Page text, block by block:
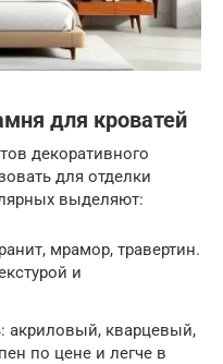
для кроватей
декоративного
для отделки
выделяют:
мрамор, травертин.
и
акриловый, кварцевый,
по цене и легче в